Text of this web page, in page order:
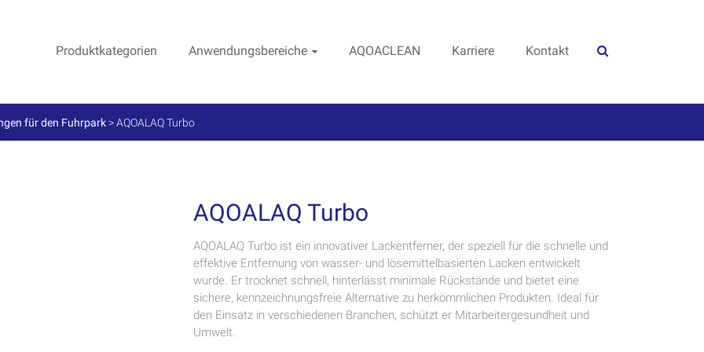
Produktkategorien Anwendungsbereiche AQOACLEAN Karriere Kontakt
für den Fuhrpark >AQOALAQ Turbo
AQOALAQ Turbo
AQOALAQ Turbo ist ein innovativer Lackentferner, der speziell für die schnelle und
effektive Entfernung von wasser- und lösemittelbasierten Lacken entwickelt
wurde. Er trocknet schnell, hinterlässt minimale Rückstände und bietet eine
sichere, kennzeichnungsfreie Alternative zu herkömmlichen Produkten. Ideal für
den Einsatz in verschiedenen Branchen, schützt er Mitarbeitergesundheit und
Umwelt.